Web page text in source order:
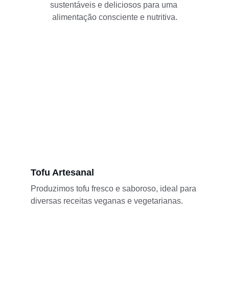
sustentáveis e deliciosos para uma
alimentação consciente e nutritiva.
Tofu Artesanal
Produzimos tofu fresco e saboroso, ideal para
diversas receitas veganas e vegetarianas.